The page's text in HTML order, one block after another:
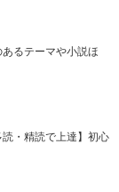
るテーマや小説ほ
・精読で上達】初心